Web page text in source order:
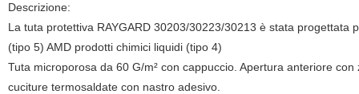
Descrizione:
La tuta protettiva RAYGARD 30203/30223/30213 è stata
(tipo 5) AMD prodotti chimici liquidi (tipo 4)
Tuta microporosa da 60 G/m² con cappuccio. Apertura anteriore
cuciture termosaldate con nastro adesivo.